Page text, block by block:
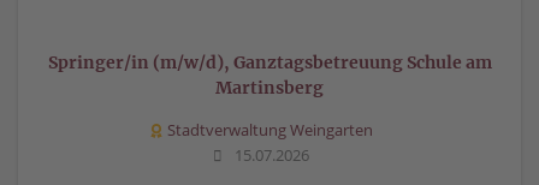
Springer/in (m/w/d), Ganztagsbetreuung Schule am
Martinsberg
Stadtverwaltung Weingarten
15.07.2026